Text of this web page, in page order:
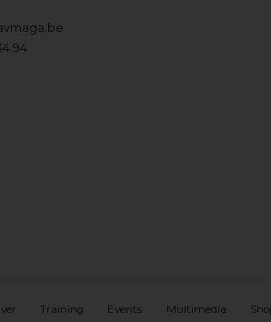
94
Training Events Multimedia